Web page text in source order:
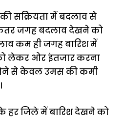
सक्रियता में बदलाव से
जगह बदलाव देखने को
कम ही जगह बारिश में
लेकर ओर इंतजार करना
से केवल उमस की कमी
हर जिले में बारिश देखने को